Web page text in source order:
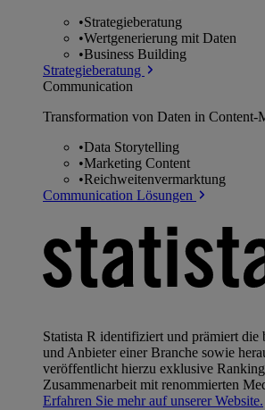
•Strategieberatung
•Wertgenerierung mit Daten
•Business Building
Strategieberatung
Communication
Transformation von Daten in Content-
•Data Storytelling
•Marketing Content
•Reichweitenvermarktung
Communication Lösungen
Statista R identifiziert und prämiert die
und Anbieter einer Branche sowie
veröffentlicht hierzu exklusive
Zusammenarbeit mit renommierten
Erfahren Sie mehr auf unserer Website.